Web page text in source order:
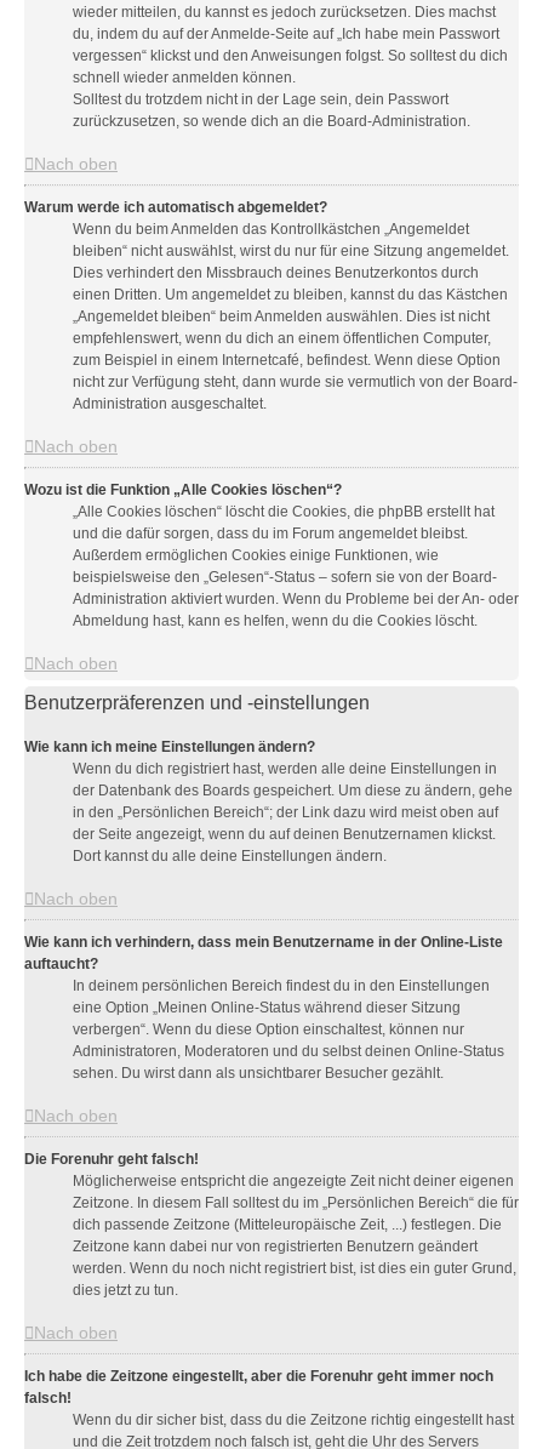
wieder mitteilen, du kannst es jedoch zurücksetzen. Dies machst
du, indem du auf der Anmelde-Seite auf „Ich habe mein Passwort
vergessen“ klickst und den Anweisungen folgst. So solltest du dich
schnell wieder anmelden können.
Solltest du trotzdem nicht in der Lage sein, dein Passwort
zurückzusetzen, so wende dich an die Board-Administration.
Nach oben
Warum werde ich automatisch abgemeldet?
Wenn du beim Anmelden das Kontrollkästchen „Angemeldet
bleiben“ nicht auswählst, wirst du nur für eine Sitzung angemeldet.
Dies verhindert den Missbrauch deines Benutzerkontos durch
einen Dritten. Um angemeldet zu bleiben, kannst du das Kästchen
„Angemeldet bleiben“ beim Anmelden auswählen. Dies ist nicht
empfehlenswert, wenn du dich an einem öffentlichen Computer,
zum Beispiel in einem Internetcafé, befindest. Wenn diese Option
nicht zur Verfügung steht, dann wurde sie vermutlich von der Board-
Administration ausgeschaltet.
Nach oben
Wozu ist die Funktion „Alle Cookies löschen“?
„Alle Cookies löschen“ löscht die Cookies, die phpBB erstellt hat
und die dafür sorgen, dass du im Forum angemeldet bleibst.
Außerdem ermöglichen Cookies einige Funktionen, wie
beispielsweise den „Gelesen“-Status – sofern sie von der Board-
Administration aktiviert wurden. Wenn du Probleme bei der An- oder
Abmeldung hast, kann es helfen, wenn du die Cookies löscht.
Nach oben
Benutzerpräferenzen und -einstellungen
Wie kann ich meine Einstellungen ändern?
Wenn du dich registriert hast, werden alle deine Einstellungen in
der Datenbank des Boards gespeichert. Um diese zu ändern, gehe
in den „Persönlichen Bereich“; der Link dazu wird meist oben auf
der Seite angezeigt, wenn du auf deinen Benutzernamen klickst.
Dort kannst du alle deine Einstellungen ändern.
Nach oben
Wie kann ich verhindern, dass mein Benutzername in der Online-Liste
auftaucht?
In deinem persönlichen Bereich findest du in den Einstellungen
eine Option „Meinen Online-Status während dieser Sitzung
verbergen“. Wenn du diese Option einschaltest, können nur
Administratoren, Moderatoren und du selbst deinen Online-Status
sehen. Du wirst dann als unsichtbarer Besucher gezählt.
Nach oben
Die Forenuhr geht falsch!
Möglicherweise entspricht die angezeigte Zeit nicht deiner eigenen
Zeitzone. In diesem Fall solltest du im „Persönlichen Bereich“ die für
dich passende Zeitzone (Mitteleuropäische Zeit, ...) festlegen. Die
Zeitzone kann dabei nur von registrierten Benutzern geändert
werden. Wenn du noch nicht registriert bist, ist dies ein guter Grund,
dies jetzt zu tun.
Nach oben
Ich habe die Zeitzone eingestellt, aber die Forenuhr geht immer noch
falsch!
Wenn du dir sicher bist, dass du die Zeitzone richtig eingestellt hast
und die Zeit trotzdem noch falsch ist, geht die Uhr des Servers